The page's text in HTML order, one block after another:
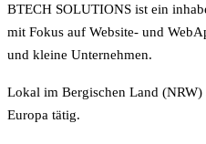
BTECH SOLUTIONS ist ein
mit Fokus auf Website- und
und kleine Unternehmen.
Lokal im Bergischen Land
Europa tätig.